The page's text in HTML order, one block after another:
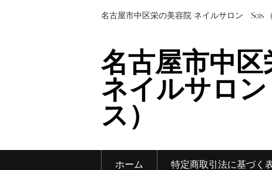
名古屋市中区栄の美容院/ネイルサロン Seis （
名古屋市中
ネイルサロ
ス）
ホーム 特定商取引法に基づく